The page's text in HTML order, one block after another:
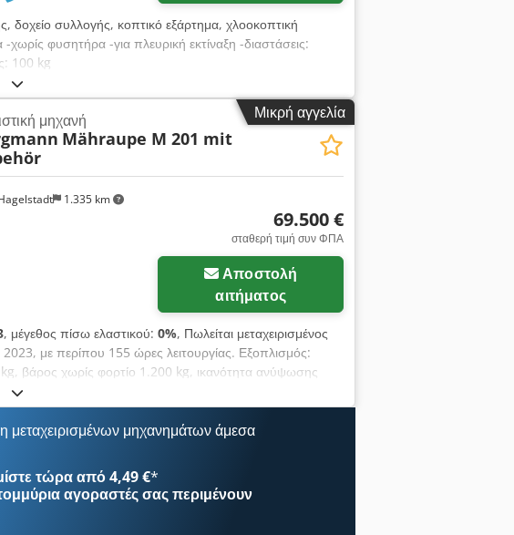
δοχείο συλλογής, κοπτικό εξάρτημα, χλοοκοπτική
φυσητήρα -για πλευρική εκτίναξη -διαστάσεις:
100 kg
Μικρή αγγελία
1.335 km
μηχανή
Mähraupe M 201 mit
69.500 €
σταθερή τιμή συν ΦΠΑ
Αποστολή
αιτήματος
, μέγεθος πίσω ελαστικού: 0%, Πωλείται μεταχειρισμένος
με περίπου 155 ώρες λειτουργίας. Εξοπλισμός:
βάρος χωρίς φορτίο 1.200 kg, ικανότητα ανύψωσης
mm, ερπύστριες από καουτσούκ 280 mm πλάτος,
υδρόψυκτος κινητήρας ντίζελ Hatz 3
ψυγείου με αντιστροφή για αυτοκαθαρισμό,
LED προβολείς, υδραυλικός πολυ-συζευκτήρας, 1
κυκλώματα εργασίας έως 10 l/min,
1,40 m, καθώς και θρυμματιστής Seppi για
cm. Περαιτέρω λεπτομέρειες κατόπιν αιτήματος.
Sj Aptor
μεταχειρισμένων μηχανημάτων άμεσα
τώρα από 4,49 €*
αγοραστέςσας περιμένουν